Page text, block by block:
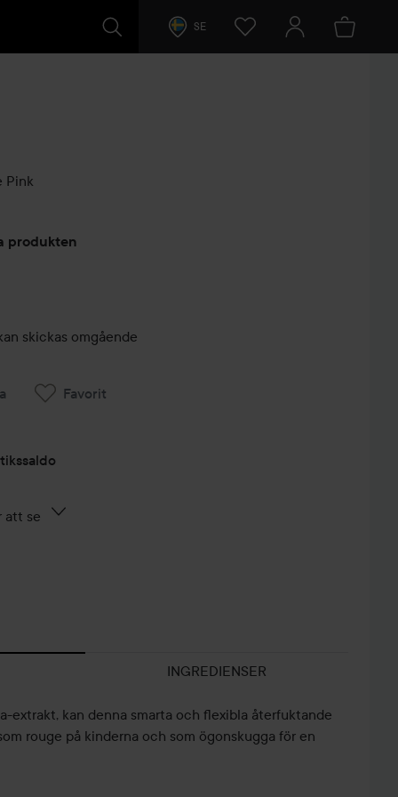
SE
Pink
produkten
skickas omgående
Favorit
att se
INGREDIENSER
extrakt, kan denna smarta och flexibla återfuktande
rouge på kinderna och som ögonskugga för en